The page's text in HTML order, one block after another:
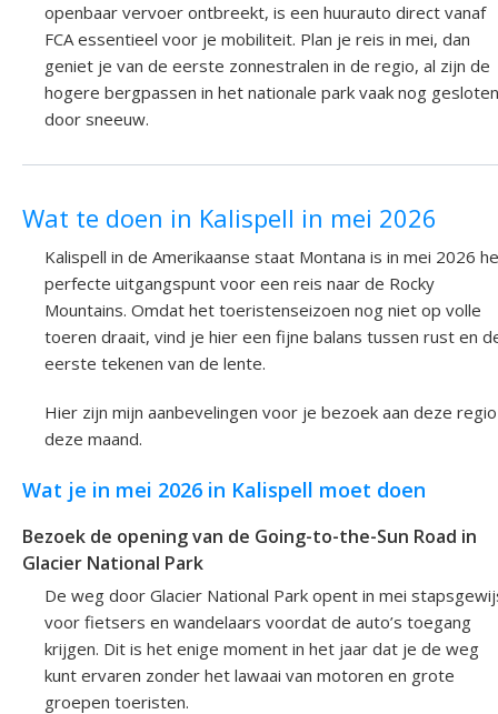
openbaar vervoer ontbreekt, is een huurauto direct vanaf
FCA essentieel voor je mobiliteit. Plan je reis in mei, dan
geniet je van de eerste zonnestralen in de regio, al zijn de
hogere bergpassen in het nationale park vaak nog gesloten
door sneeuw.
Wat te doen in Kalispell in mei 2026
Kalispell in de Amerikaanse staat Montana is in mei 2026
perfecte uitgangspunt voor een reis naar de Rocky
Mountains. Omdat het toeristenseizoen nog niet op volle
toeren draait, vind je hier een fijne balans tussen rust en
eerste tekenen van de lente.
Hier zijn mijn aanbevelingen voor je bezoek aan deze regio
deze maand.
Wat je in mei 2026 in Kalispell moet doen
Bezoek de opening van de Going-to-the-Sun Road in
Glacier National Park
De weg door Glacier National Park opent in mei
voor fietsers en wandelaars voordat de auto’s toegang
krijgen. Dit is het enige moment in het jaar dat je de weg
kunt ervaren zonder het lawaai van motoren en grote
groepen toeristen.